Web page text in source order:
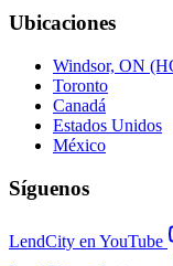
Ubicaciones
Windsor, ON
Toronto
Canadá
Estados Unidos
México
Síguenos
LendCity en YouTube